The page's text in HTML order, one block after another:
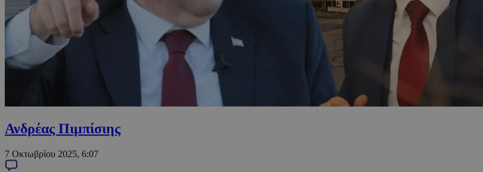
Ανδρέας Πιμπίσιης
7 Οκτωβρίου 2025, 6:07